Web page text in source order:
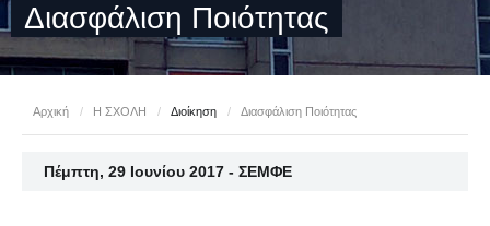
Διασφάλιση Ποιότητας
Αρχική / Η ΣΧΟΛΗ / Διοίκηση / Διασφάλιση Ποιότητας
Πέμπτη, 29 Ιουνίου 2017 - ΣΕΜΦΕ